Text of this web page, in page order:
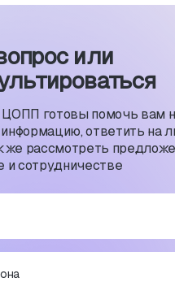
или
готовы помочь вам
ответить на
рассмотреть
и сотрудничестве